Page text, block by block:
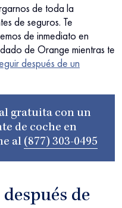
de toda la
de seguros. Te
de inmediato en
de Orange mientras te
después de un
gratuita con un
de coche en
al (877) 303-0495
de